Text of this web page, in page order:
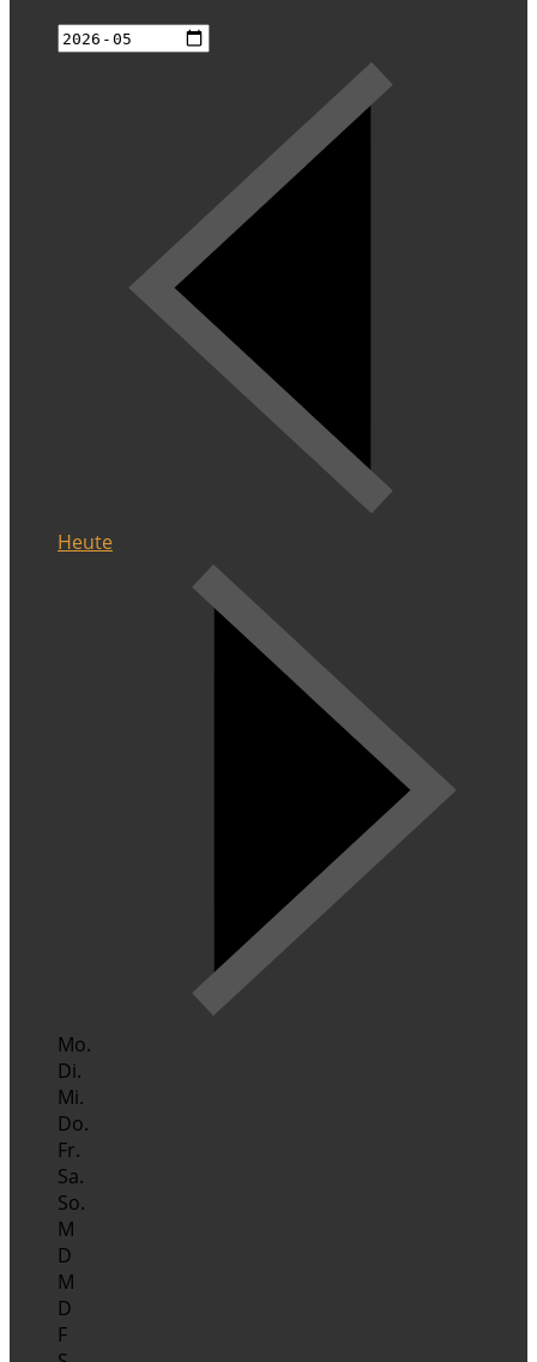
Heute
Mo.
Di.
Mi.
Do.
Fr.
Sa.
So.
M
D
M
D
F